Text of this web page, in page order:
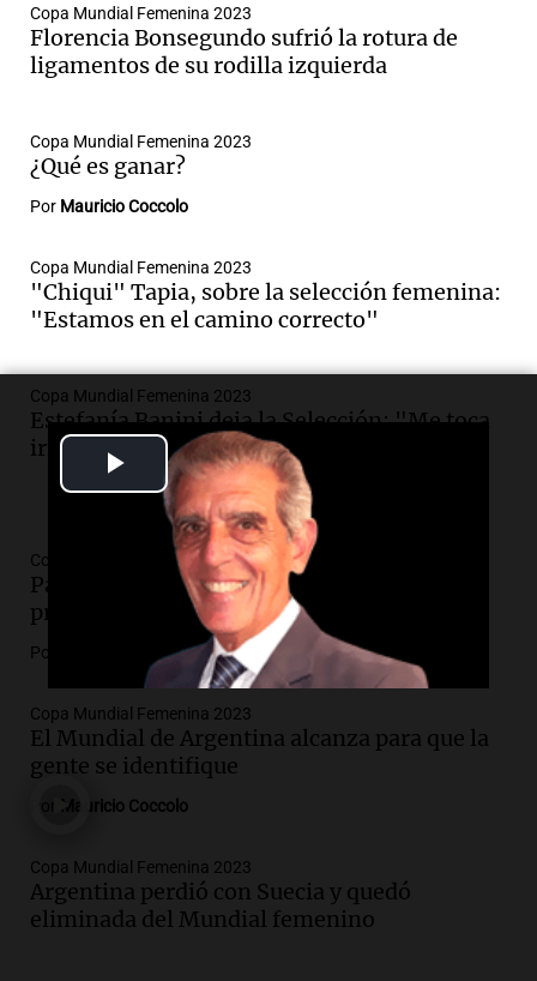
Play
Video
Copa Mundial Femenina 2023
Florencia Bonsegundo sufrió la rotura de
ligamentos de su rodilla izquierda
Copa Mundial Femenina 2023
¿Qué es ganar?
Por Mauricio Coccolo
Copa Mundial Femenina 2023
"Chiqui" Tapia, sobre la selección femenina:
"Estamos en el camino correcto"
Copa Mundial Femenina 2023
Estefanía Banini deja la Selección: "Me toca
irme, pero estoy tranquila"
Copa Mundial Femenina 2023
Para Argentina terminó el Mundial, pero el
proceso recién comienza
Por Agostina Meneghetti
Copa Mundial Femenina 2023
El Mundial de Argentina alcanza para que la
gente se identifique
Mauricio Coccolo
Copa Mundial Femenina 2023
Argentina perdió con Suecia y quedó
eliminada del Mundial femenino